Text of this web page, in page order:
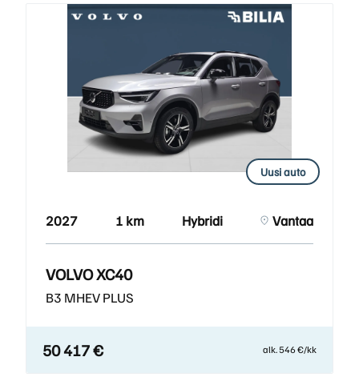
Uusi auto
2027 1 km Hybridi Vantaa
VOLVO XC40
B3 MHEV PLUS
50 417 € alk. 546 €/kk